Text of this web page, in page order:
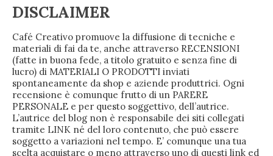
DISCLAIMER
Café Creativo promuove la diffusione di tecniche e
materiali di fai da te, anche attraverso RECENSIONI
(fatte in buona fede, a titolo gratuito e senza fine di
lucro) di MATERIALI O PRODOTTI inviati
spontaneamente da shop e aziende produttrici. Ogni
recensione è comunque frutto di un PARERE
PERSONALE e per questo soggettivo, dell’autrice.
L’autrice del blog non è responsabile dei siti collegati
tramite LINK né del loro contenuto, che può essere
soggetto a variazioni nel tempo. E’ comunque una tua
scelta acquistare o meno attraverso uno di questi link ed